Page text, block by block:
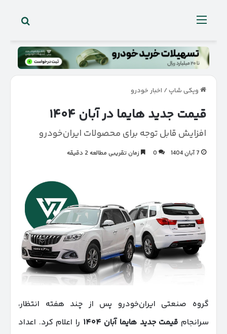
منو
ویکی شاپ/ اخبار خودرو
قیمت جدید هایما در آبان ۱۴۰۴
افزایش قابل توجه برای محصولات ایران‌خودرو
7 آبان 1404 0 زمان تقریبی مطالعه 2 دقیقه
گروه صنعتی ایران‌خودرو پس از چند هفته انتظار،
سرانجام قیمت جدید هایما آبان ۱۴۰۴ را اعلام کرد. اعداد